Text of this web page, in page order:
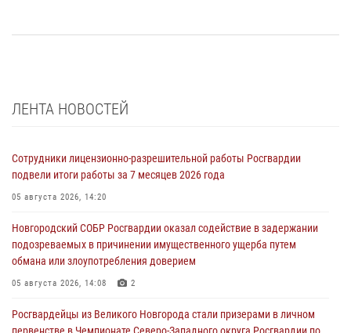
ЛЕНТА НОВОСТЕЙ
Сотрудники лицензионно-разрешительной работы Росгвардии
подвели итоги работы за 7 месяцев 2026 года
05 августа 2026, 14:20
Новгородский СОБР Росгвардии оказал содействие в задержании
подозреваемых в причинении имущественного ущерба путем
обмана или злоупотребления доверием
05 августа 2026, 14:08 2
Росгвардейцы из Великого Новгорода стали призерами в личном